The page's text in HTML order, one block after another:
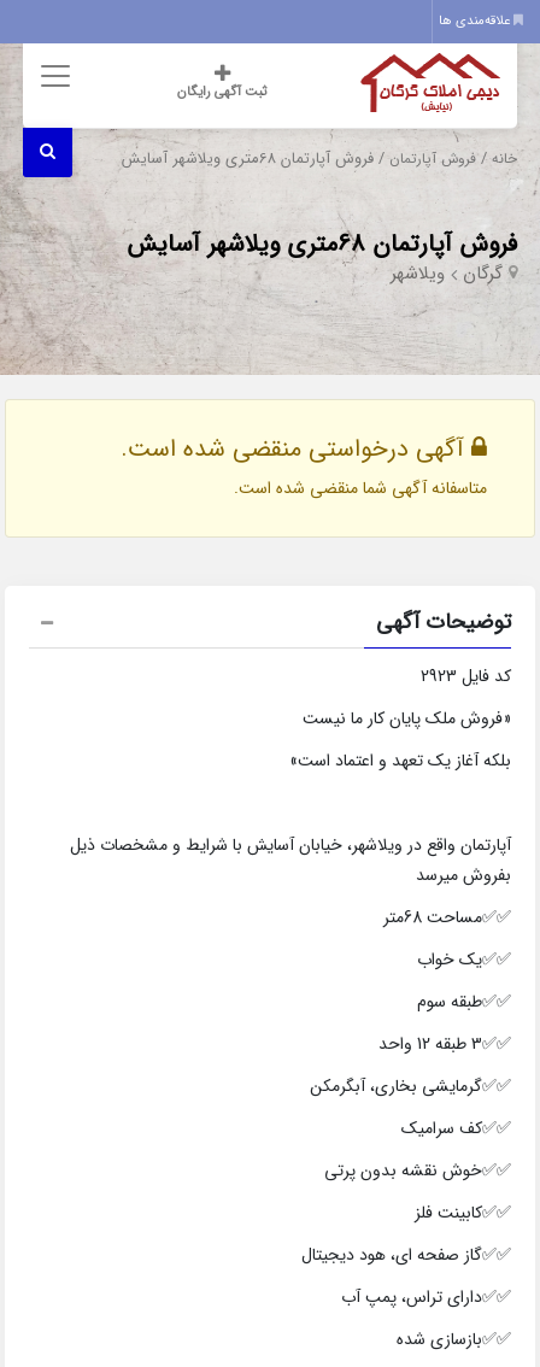
علاقه‌مندی ها
ثبت آگهی رایگان
خانه /فروش آپارتمان / فروش آپارتمان 68متری ویلاشهر آسایش
فروش آپارتمان 68متری ویلاشهر آسایش
گرگان ویلاشهر
آگهی درخواستی منقضی شده است.
متاسفانه آگهی شما منقضی شده است.
توضیحات آگهی
کد فایل 2923
«فروش ملک پایان کار ما نیست
بلکه آغاز یک تعهد و اعتماد است»
آپارتمان واقع در ویلاشهر، خیابان آسایش با شرایط و مشخصات ذیل
بفروش میرسد
✅✅مساحت 68متر
✅✅یک خواب
✅✅طبقه سوم
✅✅3 طبقه 12 واحد
✅✅گرمایشی بخاری، آبگرمکن
✅✅کف سرامیک
✅✅خوش نقشه بدون پرتی
✅✅کابینت فلز
✅✅گاز صفحه ای، هود دیجیتال
✅✅دارای تراس، پمپ آب
✅✅بازسازی شده